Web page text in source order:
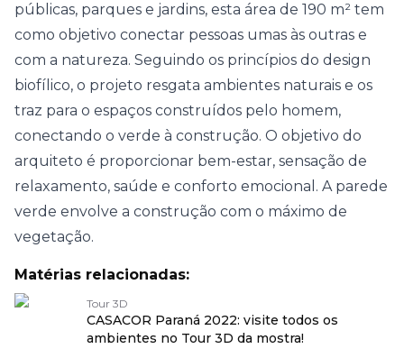
públicas, parques e jardins, esta área de 190 m² tem
como objetivo conectar pessoas umas às outras e
com a natureza. Seguindo os princípios do design
biofílico, o projeto resgata ambientes naturais e os
traz para o espaços construídos pelo homem,
conectando o verde à construção. O objetivo do
arquiteto é proporcionar bem-estar, sensação de
relaxamento, saúde e conforto emocional. A parede
verde envolve a construção com o máximo de
vegetação.
Matérias relacionadas:
Tour 3D
CASACOR Paraná 2022: visite todos os
ambientes no Tour 3D da mostra!